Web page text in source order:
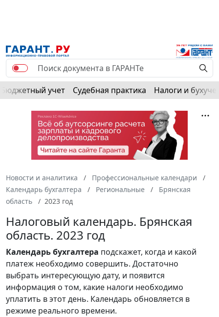
Бюджетный учет Судебная практика Налоги и
Новости и аналитика
Профессиональные календари
Календарь бухгалтера
Региональные
Брянская
область
2023 год
Налоговый календарь. Брянская
область. 2023 год
Календарьбухгалтера подскажет, когда и какой
платеж необходимо совершить. Достаточно
выбрать интересующую дату, и появится
информация о том, какие налоги необходимо
уплатить в этот день. Календарь обновляется в
режиме реального времени.